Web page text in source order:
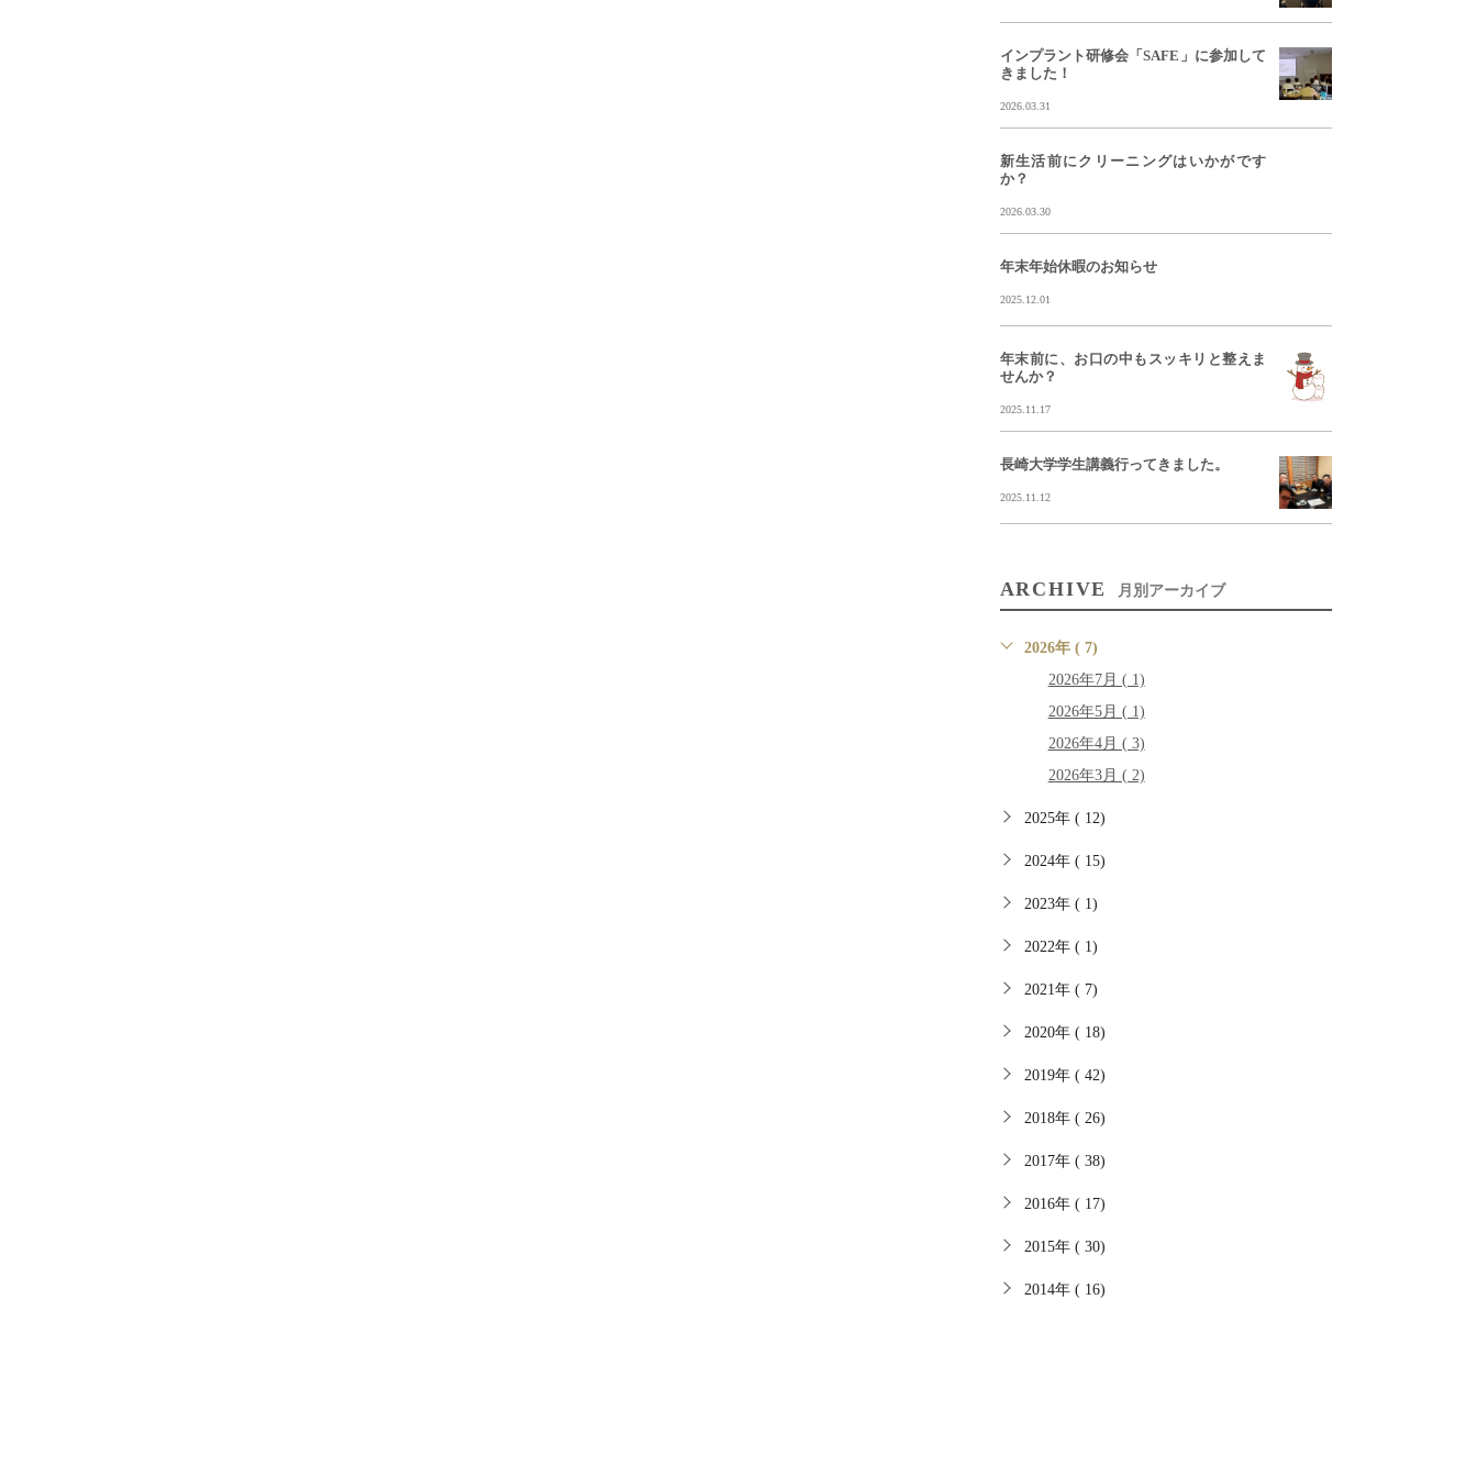
インプラント研修会「SAFE」に参加して
きました！
2026.03.31
新生活前にクリーニングはいかがです
か？
2026.03.30
年末年始休暇のお知らせ
2025.12.01
年末前に、お口の中もスッキリと整えま
せんか？
2025.11.17
長崎大学学生講義行ってきました。
2025.11.12
ARCHIVE 月別アーカイブ
2026年 ( 7)
2026年7月 ( 1)
2026年5月 ( 1)
2026年4月 ( 3)
2026年3月 ( 2)
2025年 ( 12)
2024年 ( 15)
2023年 ( 1)
2022年 ( 1)
2021年 ( 7)
2020年 ( 18)
2019年 ( 42)
2018年 ( 26)
2017年 ( 38)
2016年 ( 17)
2015年 ( 30)
2014年 ( 16)